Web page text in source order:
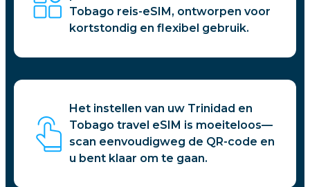
Tobago reis-eSIM, ontworpen voor
kortstondig en flexibel gebruik.
Het instellen van uw Trinidad en
Tobago travel eSIM is moeiteloos—
scan eenvoudigweg de QR-code en
u bent klaar om te gaan.